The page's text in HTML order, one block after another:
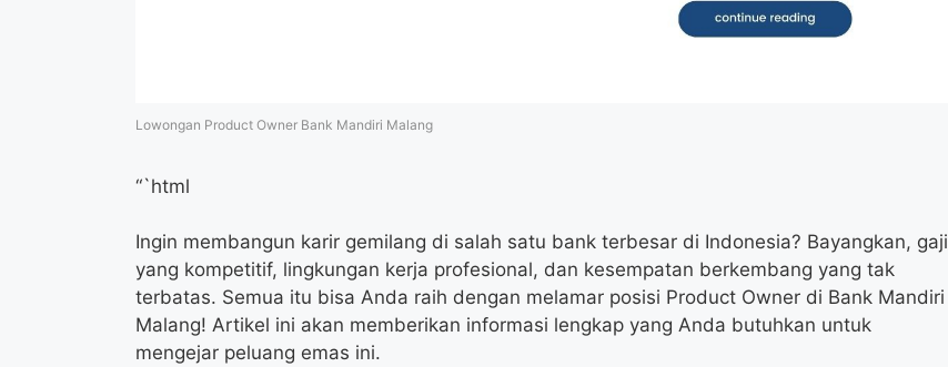
Lowongan Product Owner Bank Mandiri Malang
“`html
Ingin membangun karir gemilang di salah satu bank terbesar di Indonesia? Bayangkan, gaji
yang kompetitif, lingkungan kerja profesional, dan kesempatan berkembang yang tak
terbatas. Semua itu bisa Anda raih dengan melamar posisi Product Owner di Bank Mandiri
Malang! Artikel ini akan memberikan informasi lengkap yang Anda butuhkan untuk
mengejar peluang emas ini.